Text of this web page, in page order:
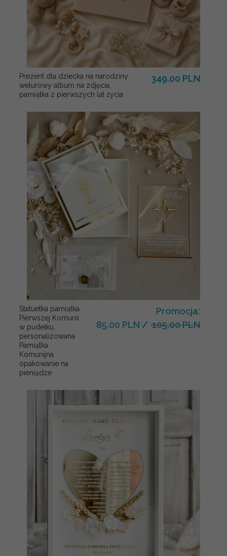
Prezent dla dziecka na narodziny
welurowy album na zdjęcia,
pamiątka z pierwszych lat życia
349.00 PLN
Statuetka pamiątka
Pierwszej Komunii
w pudełku,
personalizowana
Pamiątka
Komunijna
opakowanie na
pieniądze
Promocja:
85.00 PLN / 105.00 PLN